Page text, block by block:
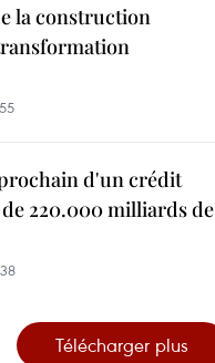
la construction
d'un crédit
220.000 milliards de
Télécharger plus